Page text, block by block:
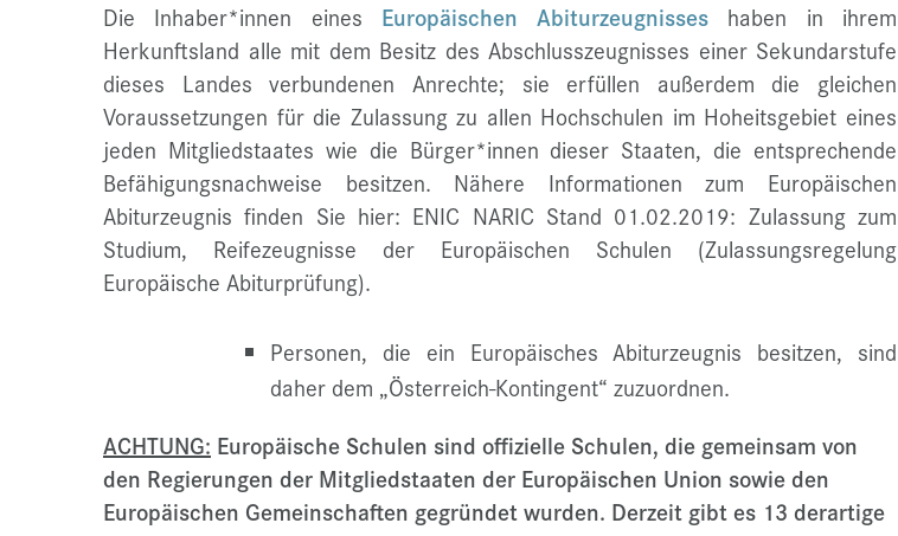
Die Inhaber*innen eines Europäischen Abiturzeugnisses haben in ihrem
Herkunftsland alle mit dem Besitz des Abschlusszeugnisses einer Sekundarstufe
dieses Landes verbundenen Anrechte; sie erfüllen außerdem die gleichen
Voraussetzungen für die Zulassung zu allen Hochschulen im Hoheitsgebiet eines
jeden Mitgliedstaates wie die Bürger*innen dieser Staaten, die entsprechende
Befähigungsnachweise besitzen. Nähere Informationen zum Europäischen
Abiturzeugnis finden Sie hier: ENIC NARIC Stand 01.02.2019: Zulassung zum
Studium, Reifezeugnisse der Europäischen Schulen (Zulassungsregelung
Europäische Abiturprüfung).
Personen, die ein Europäisches Abiturzeugnis besitzen, sind
daher dem „Österreich-Kontingent“ zuzuordnen.
ACHTUNG: Europäische Schulen sind offizielle Schulen, die gemeinsam von
den Regierungen der Mitgliedstaaten der Europäischen Union sowie den
Europäischen Gemeinschaften gegründet wurden. Derzeit gibt es 13 derartige